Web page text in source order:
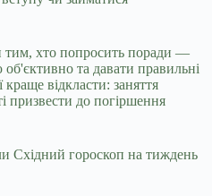
тим, хто попросить поради —
та давати правильні
краще відкласти: заняття
призвести до погіршення
Східний гороскоп на тиждень